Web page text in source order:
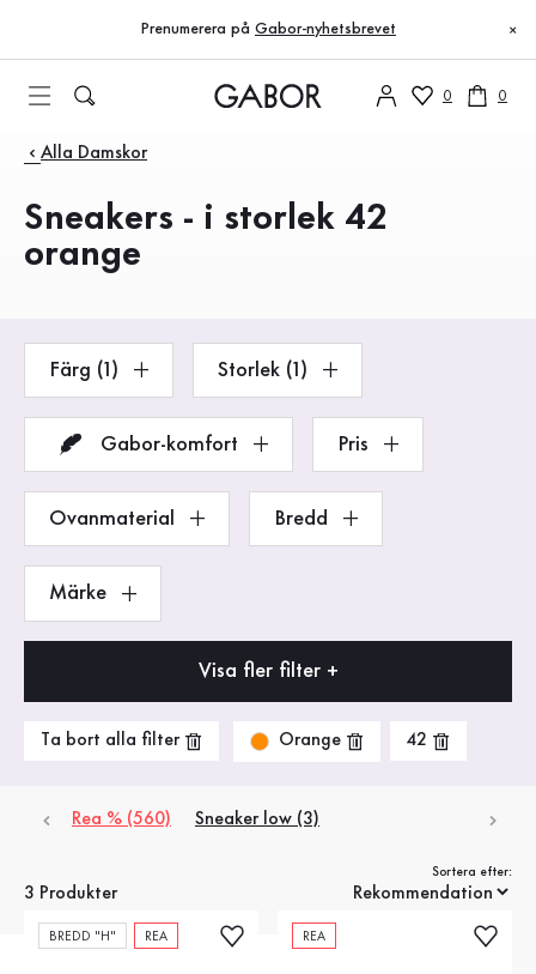
Till innehållsförteckning
Till huvudnavigation
Prenumerera på Gabor-nyhetsbrevet ×
0 0
Produkter
Alla Damskor
Sneakers - i storlek 42
orange
Färg (1) Storlek (1)
Gabor-komfort Pris
Ovanmaterial Bredd
Märke
Visa fler filter +
Ta bort alla filter Orange 42
Rea % (560) Sneaker low (3)
3 Produkter
Sortera efter:
BREDD "H" REA REA